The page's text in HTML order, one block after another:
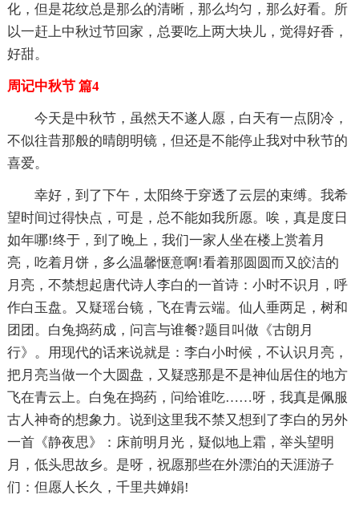
化，但是花纹总是那么的清晰，那么均匀，那么好看。所
以一赶上中秋过节回家，总要吃上两大块儿，觉得好香，
好甜。
周记中秋节 篇4
今天是中秋节，虽然天不遂人愿，白天有一点阴冷，
不似往昔那般的晴朗明镜，但还是不能停止我对中秋节的
喜爱。
幸好，到了下午，太阳终于穿透了云层的束缚。我希
望时间过得快点，可是，总不能如我所愿。唉，真是度日
如年哪!终于，到了晚上，我们一家人坐在楼上赏着月
亮，吃着月饼，多么温馨惬意啊!看着那圆圆而又皎洁的
月亮，不禁想起唐代诗人李白的一首诗：小时不识月，呼
作白玉盘。又疑瑶台镜，飞在青云端。仙人垂两足，树和
团团。白兔捣药成，问言与谁餐?题目叫做《古朗月
行》。用现代的话来说就是：李白小时候，不认识月亮，
把月亮当做一个大圆盘，又疑惑那是不是神仙居住的地方
飞在青云上。白兔在捣药，问给谁吃……呀，我真是佩服
古人神奇的想象力。说到这里我不禁又想到了李白的另外
一首《静夜思》：床前明月光，疑似地上霜，举头望明
月，低头思故乡。是呀，祝愿那些在外漂泊的天涯游子
们：但愿人长久，千里共婵娟!